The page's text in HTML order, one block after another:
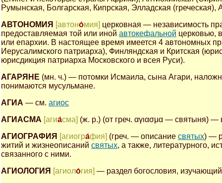
Румынская, Болгарская, Кипрская, Элладская
АВТОНОМИЯ [автоно́мия] церковная — независимость
предоставляемая той или иной автокефальной церковью,
или епархии. В настоящее время имеется 4 автономных
Иерусалимского патриарха), Финляндская и Критская
юрисдикция патриарха Московского и всея Руси).
АГАРЯНЕ (мн. ч.) — потомки Исмаила, сына Агари,
понимаются мусульмане.
АГИА — см. агиос
АГИАСМА [агиа́сма] (ж. р.) (от греч. αγιασμα — святыня)
АГИОГРАФИЯ [агиогра́фия] (греч. — описание святых) —
житий и жизнеописаний святых, а также, литературного,
связанного с ними.
АГИОЛОГИЯ [агиоло́гия] — раздел богословия,